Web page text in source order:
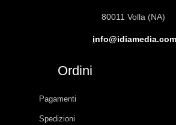
80011 Volla (NA)
info@idiamedia.com
Ordini
Pagamenti
Spedizioni